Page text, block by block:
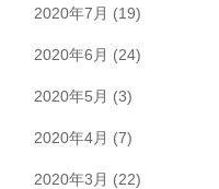
2020年7月 (19)
2020年6月 (24)
2020年5月 (3)
2020年4月 (7)
2020年3月 (22)